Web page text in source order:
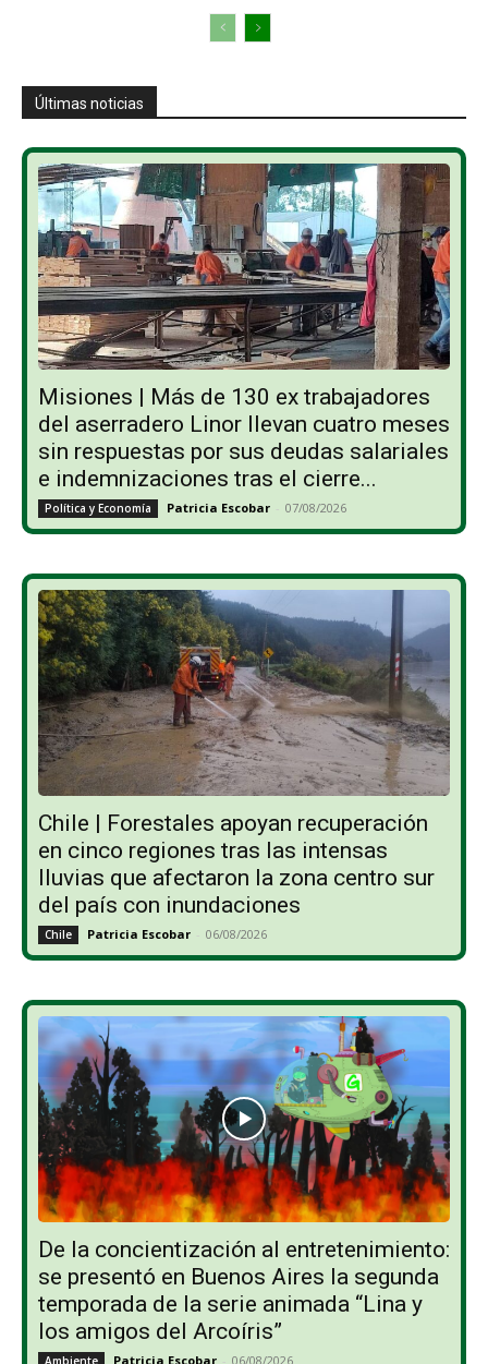
Últimas noticias
Misiones | Más de 130 ex trabajadores
del aserradero Linor llevan cuatro meses
sin respuestas por sus deudas salariales
e indemnizaciones tras el cierre...
Política y Economía Patricia Escobar - 07/08/2026
Chile | Forestales apoyan recuperación
en cinco regiones tras las intensas
lluvias que afectaron la zona centro sur
del país con inundaciones
Chile Patricia Escobar - 06/08/2026
De la concientización al entretenimiento:
se presentó en Buenos Aires la segunda
temporada de la serie animada “Lina y
los amigos del Arcoíris”
Ambiente Patricia Escobar - 06/08/2026